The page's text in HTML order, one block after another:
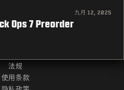
九月 12, 2025
Ops 7 Preorder
法规
使用条款